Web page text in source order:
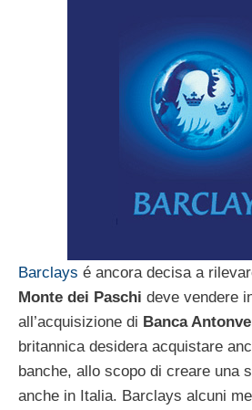
Barclays é ancora decisa a
Monte dei Paschi deve vendere
all’acquisizione di Banca
britannica desidera acquistare
banche, allo scopo di creare una
anche in Italia. Barclays alcuni